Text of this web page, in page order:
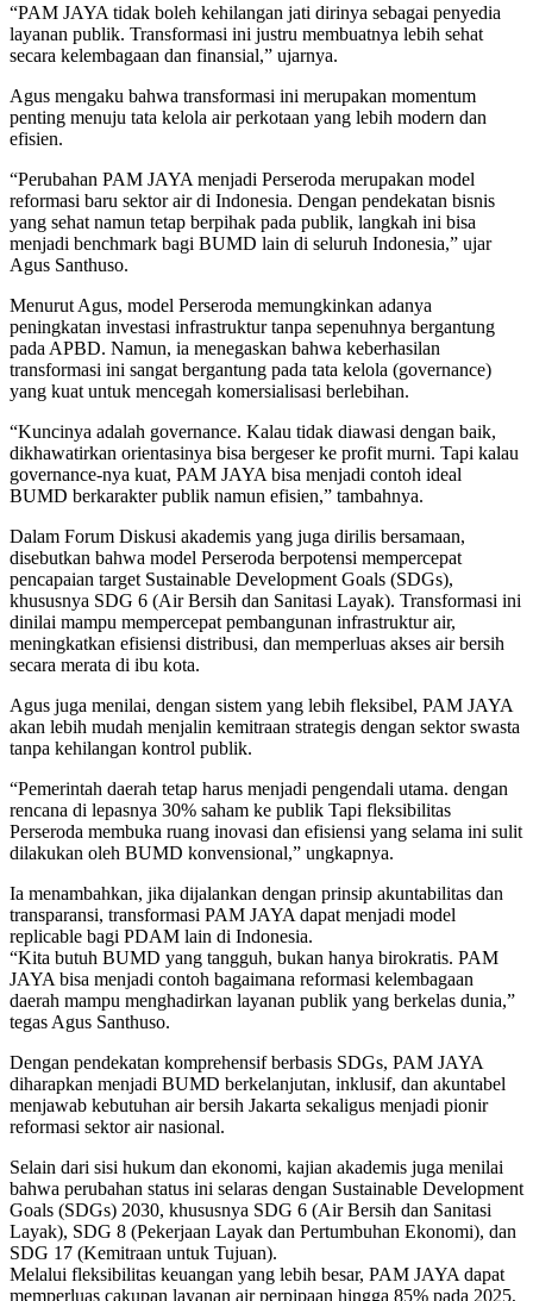
“PAM JAYA tidak boleh kehilangan jati dirinya sebagai penyedia
layanan publik. Transformasi ini justru membuatnya lebih sehat
secara kelembagaan dan finansial,” ujarnya.
Agus mengaku bahwa transformasi ini merupakan momentum
penting menuju tata kelola air perkotaan yang lebih modern dan
efisien.
“Perubahan PAM JAYA menjadi Perseroda merupakan model
reformasi baru sektor air di Indonesia. Dengan pendekatan bisnis
yang sehat namun tetap berpihak pada publik, langkah ini bisa
menjadi benchmark bagi BUMD lain di seluruh Indonesia,” ujar
Agus Santhuso.
Menurut Agus, model Perseroda memungkinkan adanya
peningkatan investasi infrastruktur tanpa sepenuhnya bergantung
pada APBD. Namun, ia menegaskan bahwa keberhasilan
transformasi ini sangat bergantung pada tata kelola (governance)
yang kuat untuk mencegah komersialisasi berlebihan.
“Kuncinya adalah governance. Kalau tidak diawasi dengan baik,
dikhawatirkan orientasinya bisa bergeser ke profit murni. Tapi kalau
governance-nya kuat, PAM JAYA bisa menjadi contoh ideal
BUMD berkarakter publik namun efisien,” tambahnya.
Dalam Forum Diskusi akademis yang juga dirilis bersamaan,
disebutkan bahwa model Perseroda berpotensi mempercepat
pencapaian target Sustainable Development Goals (SDGs),
khususnya SDG 6 (Air Bersih dan Sanitasi Layak). Transformasi ini
dinilai mampu mempercepat pembangunan infrastruktur air,
meningkatkan efisiensi distribusi, dan memperluas akses air bersih
secara merata di ibu kota.
Agus juga menilai, dengan sistem yang lebih fleksibel, PAM JAYA
akan lebih mudah menjalin kemitraan strategis dengan sektor swasta
tanpa kehilangan kontrol publik.
“Pemerintah daerah tetap harus menjadi pengendali utama. dengan
rencana di lepasnya 30% saham ke publik Tapi fleksibilitas
Perseroda membuka ruang inovasi dan efisiensi yang selama ini sulit
dilakukan oleh BUMD konvensional,” ungkapnya.
Ia menambahkan, jika dijalankan dengan prinsip akuntabilitas dan
transparansi, transformasi PAM JAYA dapat menjadi model
replicable bagi PDAM lain di Indonesia.
“Kita butuh BUMD yang tangguh, bukan hanya birokratis. PAM
JAYA bisa menjadi contoh bagaimana reformasi kelembagaan
daerah mampu menghadirkan layanan publik yang berkelas dunia,”
tegas Agus Santhuso.
Dengan pendekatan komprehensif berbasis SDGs, PAM JAYA
diharapkan menjadi BUMD berkelanjutan, inklusif, dan akuntabel
menjawab kebutuhan air bersih Jakarta sekaligus menjadi pionir
reformasi sektor air nasional.
Selain dari sisi hukum dan ekonomi, kajian akademis juga menilai
bahwa perubahan status ini selaras dengan Sustainable Development
Goals (SDGs) 2030, khususnya SDG 6 (Air Bersih dan Sanitasi
Layak), SDG 8 (Pekerjaan Layak dan Pertumbuhan Ekonomi), dan
SDG 17 (Kemitraan untuk Tujuan).
Melalui fleksibilitas keuangan yang lebih besar, PAM JAYA dapat
memperluas cakupan layanan air perpipaan hingga 85% pada 2025,